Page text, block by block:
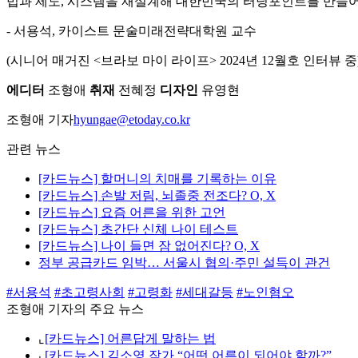
- 서용석, 카이스트 문술미래전략대학원 교수
(시니어 매거진 <브라보 마이 라이프> 2024년 12월호 인터뷰
에디터 조형애 취재 전혜정 디자인 유영현
조형애 기자hyungae@etoday.co.kr
관련 뉴스
[카드뉴스] 할머니의 치매를 기록하는 이유
[카드뉴스] 손발 저림, 뇌졸중 전조다? O, X
[카드뉴스] 요즘 어른을 위한 고언
[카드뉴스] 초간단 신체 나이 테스트
[카드뉴스] 나이 들면 잠 없어진다? O, X
정부 공급카드 임박… 서울시 협의·주민 설득이 관건
#서용석 #초고령사회 #고령화 #세대갈등 #노인혐오
조형애 기자의 주요 뉴스
⌞ [카드뉴스] 어른답게 말하는 법